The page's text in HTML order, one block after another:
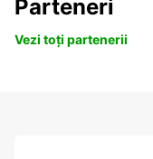
Parteneri
Vezi toți partenerii